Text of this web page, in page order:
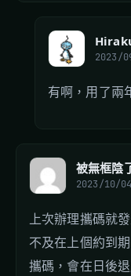
2023/
有啊，用了兩
被無框陰
2023/10/
上次辦理攜碼就
不及在上個約到
攜碼，會在日後